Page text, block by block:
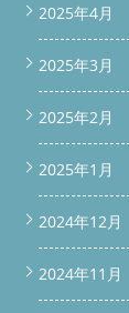
2025年4月
2025年3月
2025年2月
2025年1月
2024年12月
2024年11月